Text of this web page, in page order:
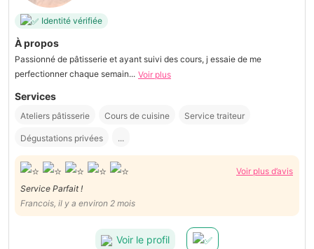
Identité vérifiée
À propos
Passionné de pâtisserie et ayant suivi des cours, j essaie de me
perfectionner chaque semain... Voir plus
Services
Ateliers pâtisserie Cours de cuisine Service traiteur
Dégustations privées ...
Voir plus d’avis
Service Parfait !
Francois, il y a environ 2 mois
Voir le profil